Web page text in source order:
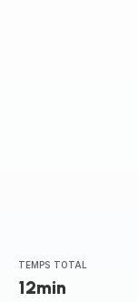
TEMPS TOTAL
12min